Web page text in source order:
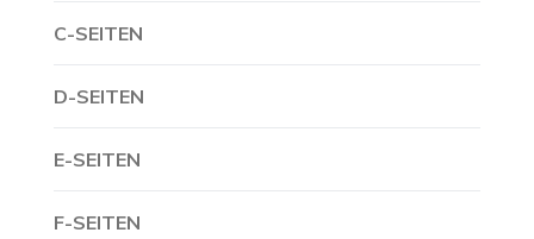
C-SEITEN
D-SEITEN
E-SEITEN
F-SEITEN